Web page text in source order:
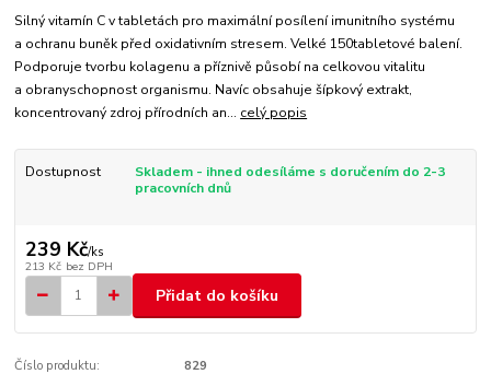
Silný vitamín C v tabletách pro maximální posílení imunitního systému
a ochranu buněk před oxidativním stresem. Velké 150tabletové balení.
Podporuje tvorbu kolagenu a příznivě působí na celkovou vitalitu
a obranyschopnost organismu. Navíc obsahuje šípkový extrakt,
koncentrovaný zdroj přírodních an... celý popis
Dostupnost
Skladem - ihned odesíláme s doručením do 2-3
pracovních dnů
239 Kč/ks
213 Kč bez DPH
Přidat do košíku
Číslo produktu:
829